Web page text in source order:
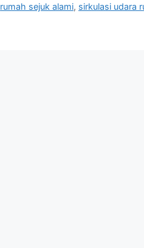
rumah sejuk alami, sirkulasi udara